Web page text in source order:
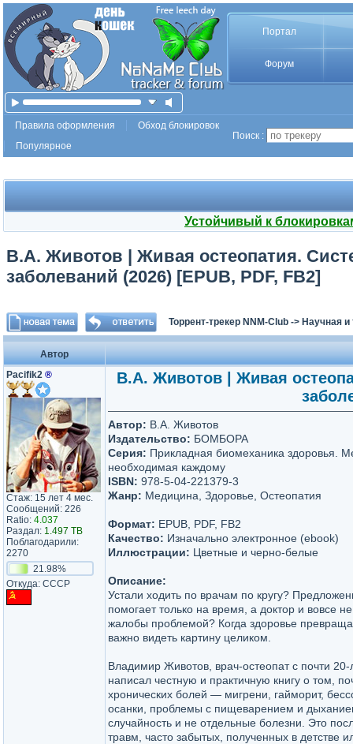
Портал
Форум
Правила оформления
Обход блокировок
Популярное
Поиск :
Устойчивый к
В.А. Животов | Живая остеопатия.
заболеваний (2026) [EPUB, PDF, FB2]
Торрент-трекер NNM-Club -> Научная и
Автор
Pacifik2 ®
Стаж: 15 лет 4 мес.
Сообщений: 226
Ratio: 4.037
Раздал: 1.497 TB
Поблагодарили:
2270
21.98%
Откуда: СССР
В.А. Животов | Живая
Автор: В.А. Животов
Издательство: БОМБОРА
Серия: Прикладная биомеханика здоровья.
необходимая каждому
ISBN: 978-5-04-221379-3
Жанр: Медицина, Здоровье, Остеопатия
Формат: EPUB, PDF, FB2
Качество: Изначально электронное (ebook)
Иллюстрации: Цветные и черно-белые
Описание:
Устали ходить по врачам по кругу?
помогает только на время, а доктор и вовсе
жалобы проблемой? Когда здоровье
важно видеть картину целиком.
Владимир Животов, врач-остеопат с почти 20-
написал честную и практичную книгу о том,
хронических болей — мигрени, гайморит,
осанки, проблемы с пищеварением и
случайность и не отдельные болезни. Это
травм, часто забытых, полученных в детстве